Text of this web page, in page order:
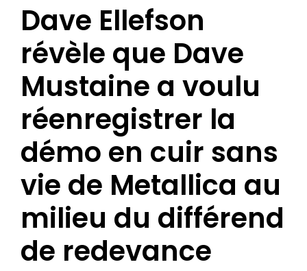
Dave Ellefson
révèle que Dave
Mustaine a voulu
réenregistrer la
démo en cuir sans
vie de Metallica au
milieu du différend
de redevance